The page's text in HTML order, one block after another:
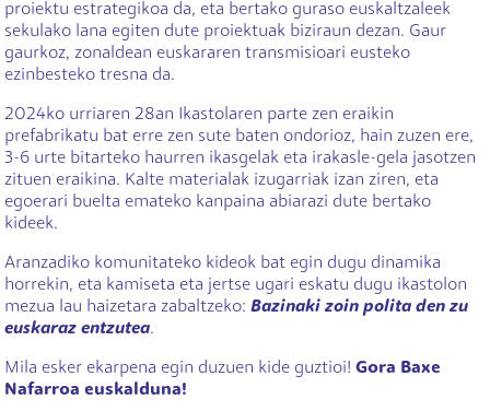
proiektu estrategikoa da, eta bertako guraso euskaltzaleek
sekulako lana egiten dute proiektuak biziraun dezan. Gaur
gaurkoz, zonaldean euskararen transmisioari eusteko
ezinbesteko tresna da.
2024ko urriaren 28an Ikastolaren parte zen eraikin
prefabrikatu bat erre zen sute baten ondorioz, hain zuzen ere,
3-6 urte bitarteko haurren ikasgelak eta irakasle-gela jasotzen
zituen eraikina. Kalte materialak izugarriak izan ziren, eta
egoerari buelta emateko kanpaina abiarazi dute bertako
kideek.
Aranzadiko komunitateko kideok bat egin dugu dinamika
horrekin, eta kamiseta eta jertse ugari eskatu dugu ikastolon
mezua lau haizetara zabaltzeko: Bazinaki zoin polita den zu
euskaraz entzutea.
Mila esker ekarpena egin duzuen kide guztioi! Gora Baxe
Nafarroa euskalduna!